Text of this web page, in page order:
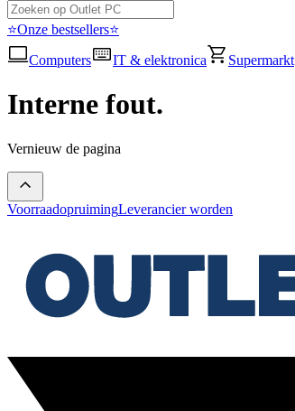
⭐Onze bestsellers⭐
Computers
IT & elektronica Supermarkt
Interne fout.
Vernieuw de pagina
VoorraadopruimingLeverancier worden